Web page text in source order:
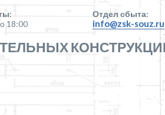
18:00
Отдел сбыта:
info@zsk-souz.ru